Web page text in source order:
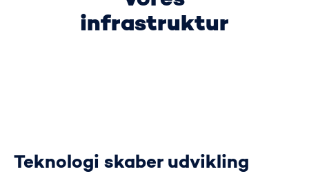
infrastruktur
Teknologi skaber udvikling